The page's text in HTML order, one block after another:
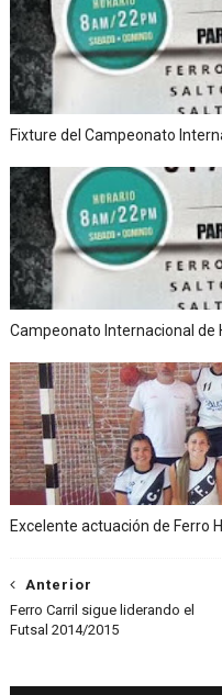
Fixture del Campeonato
Campeonato Internacional de
Excelente actuación de Ferro
Anterior
Ferro Carril sigue liderando el
Futsal 2014/2015